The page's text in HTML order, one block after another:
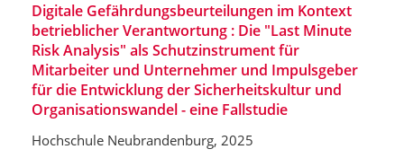
Digitale Gefährdungsbeurteilungen im Kontext
betrieblicher Verantwortung : Die "Last Minute
Risk Analysis" als Schutzinstrument für
Mitarbeiter und Unternehmer und Impulsgeber
für die Entwicklung der Sicherheitskultur und
Organisationswandel - eine Fallstudie
Hochschule Neubrandenburg, 2025